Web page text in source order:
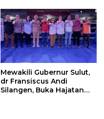
Mewakili Gubernur Sulut,
dr Fransiscus Andi
Silangen, Buka Hajatan